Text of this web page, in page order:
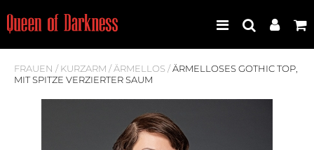
Neuheiten
FRAUEN / KURZARM /ÄRMELLOS /ÄRMELLOSES GOTHIC TOP,
MIT SPITZE VERZIERTER SAUM